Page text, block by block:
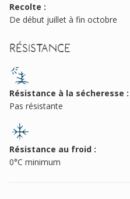
Recolte :
De début juillet à fin octobre
Résistance
Résistance à la sécheresse :
Pas résistante
Résistance au froid :
0°C minimum